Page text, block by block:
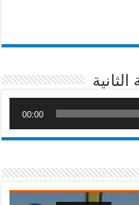
00:00